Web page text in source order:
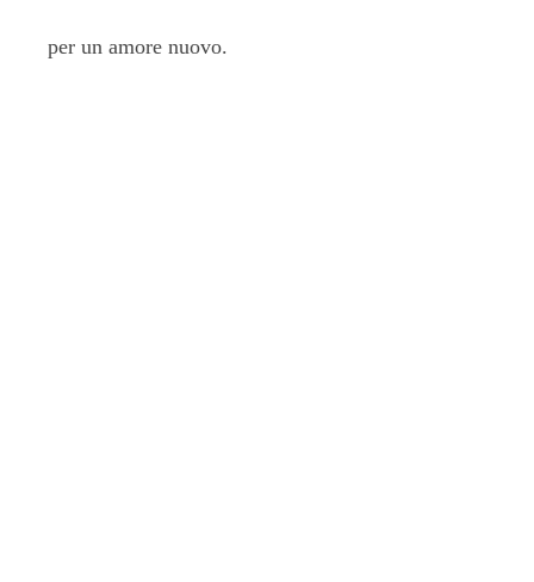
per un amore nuovo.